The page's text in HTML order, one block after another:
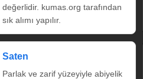
değerlidir. kumas.org tarafından
sık alımı yapılır.
Saten
Parlak ve zarif yüzeyiyle abiyelik